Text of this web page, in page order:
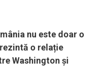
nu este doar o
o relație
Washington și